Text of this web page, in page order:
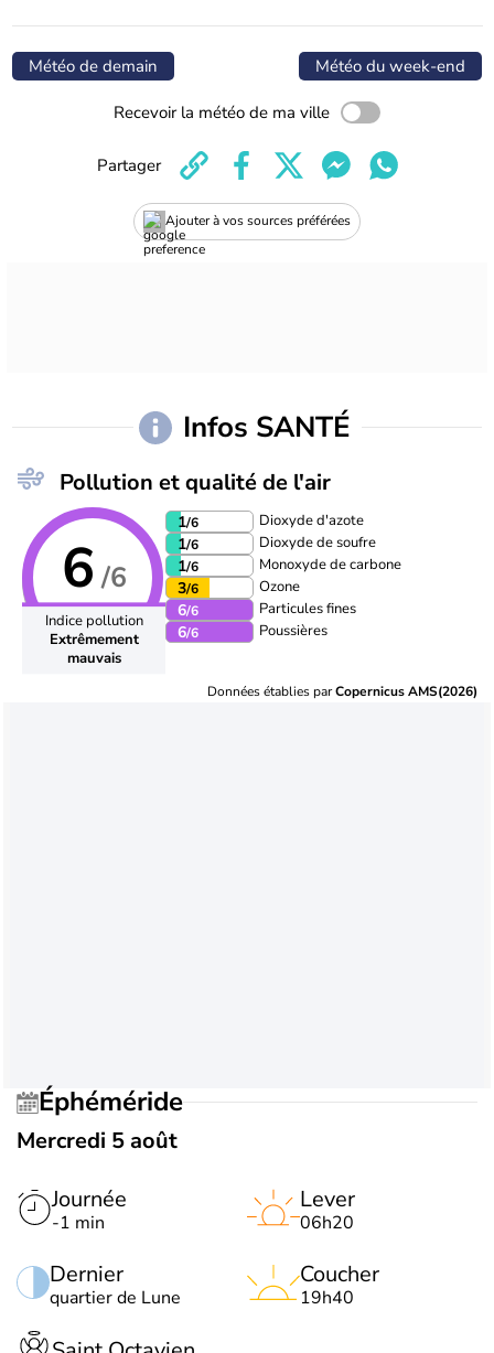
Météo de demain Météo du week-end
Recevoir la météo de ma ville
Ajouter à vos sources préférées
Partager
Infos SANTÉ
Pollution et qualité de l'air
6 /6
Indice pollution
Extrêmement
mauvais
1/6 Dioxyde d'azote
1/6 Dioxyde de soufre
1/6 Monoxyde de carbone
3/6 Ozone
6/6 Particules fines
6/6 Poussières
Données établies parCopernicus AMS(2026)
Éphéméride
Mercredi 5 août
Journée
-1 min
Dernier
quartier de Lune
Lever
06h20
Coucher
19h40